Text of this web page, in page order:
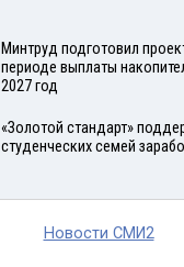
Минтруд подготовил
периоде выплаты
2027 год
«Золотой стандарт»
студенческих семей
Новости СМИ2